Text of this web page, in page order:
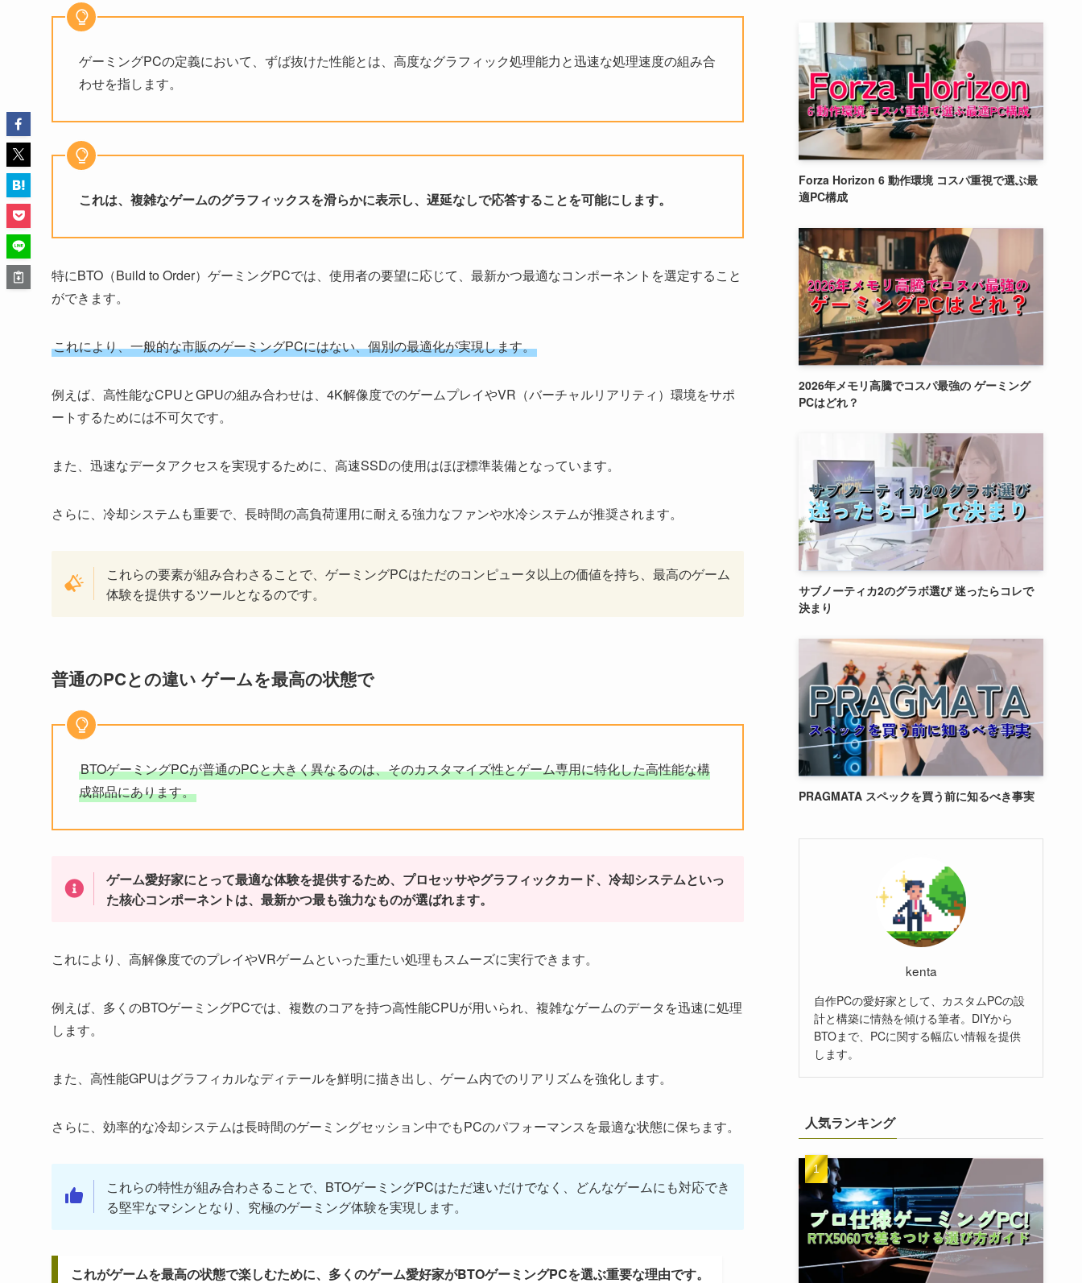
ゲーミングPCの定義において、ずば抜けた性能とは、高度なグラフィック処理能力と迅速な処理速度の組み合
わせを指します。
これは、複雑なゲームのグラフィックスを滑らかに表示し、遅延なしで応答することを可能にします。
特にBTO（Build to Order）ゲーミングPCでは、使用者の要望に応じて、最新かつ最適なコンポーネントを選定すること
ができます。
これにより、一般的な市販のゲーミングPCにはない、個別の最適化が実現します。
例えば、高性能なCPUとGPUの組み合わせは、4K解像度でのゲームプレイやVR（バーチャルリアリティ）環境をサポ
ートするためには不可欠です。
また、迅速なデータアクセスを実現するために、高速SSDの使用はほぼ標準装備となっています。
さらに、冷却システムも重要で、長時間の高負荷運用に耐える強力なファンや水冷システムが推奨されます。
これらの要素が組み合わさることで、ゲーミングPCはただのコンピュータ以上の価値を持ち、最高のゲーム
体験を提供するツールとなるのです。
普通のPCとの違い ゲームを最高の状態で
BTOゲーミングPCが普通のPCと大きく異なるのは、そのカスタマイズ性とゲーム専用に特化した高性能な構
成部品にあります。
ゲーム愛好家にとって最適な体験を提供するため、プロセッサやグラフィックカード、冷却システムといっ
た核心コンポーネントは、最新かつ最も強力なものが選ばれます。
これにより、高解像度でのプレイやVRゲームといった重たい処理もスムーズに実行できます。
例えば、多くのBTOゲーミングPCでは、複数のコアを持つ高性能CPUが用いられ、複雑なゲームのデータを迅速に処理
します。
また、高性能GPUはグラフィカルなディテールを鮮明に描き出し、ゲーム内でのリアリズムを強化します。
さらに、効率的な冷却システムは長時間のゲーミングセッション中でもPCのパフォーマンスを最適な状態に保ちます。
これらの特性が組み合わさることで、BTOゲーミングPCはただ速いだけでなく、どんなゲームにも対応でき
る堅牢なマシンとなり、究極のゲーミング体験を実現します。
これがゲームを最高の状態で楽しむために、多くのゲーム愛好家がBTOゲーミングPCを選ぶ重要な理由です。
Forza Horizon 6 動作環境 コスパ重視で選ぶ最
適PC構成
2026年メモリ高騰でコスパ最強の ゲーミング
PCはどれ？
サブノーティカ2のグラボ選び 迷ったらコレで
決まり
PRAGMATA スペックを買う前に知るべき事実
kenta
自作PCの愛好家として、カスタムPCの設
計と構築に情熱を傾ける筆者。DIYから
BTOまで、PCに関する幅広い情報を提供
します。
人気ランキング